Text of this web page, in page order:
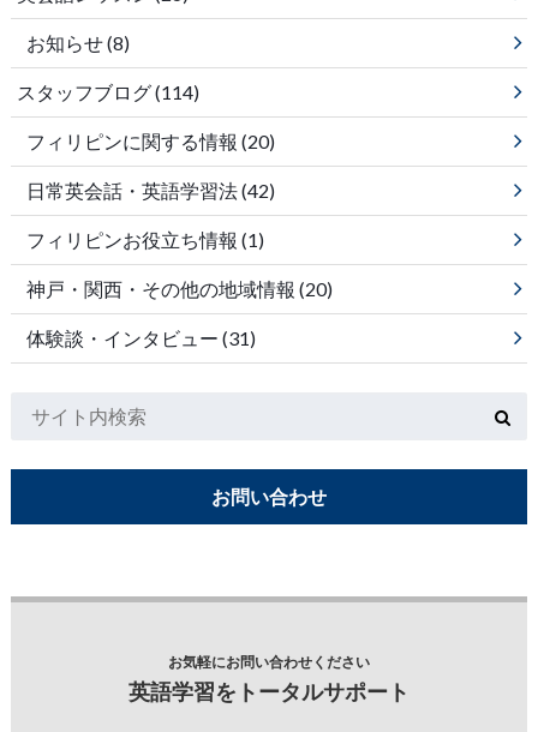
お知らせ(8)
スタッフブログ(114)
フィリピンに関する情報 (20)
日常英会話・英語学習法(42)
フィリピンお役立ち情報 (1)
神戸・関西・その他の地域情報 (20)
体験談・インタビュー (31)
お問い合わせ
お気軽にお問い合わせください
英語学習をトータルサポート